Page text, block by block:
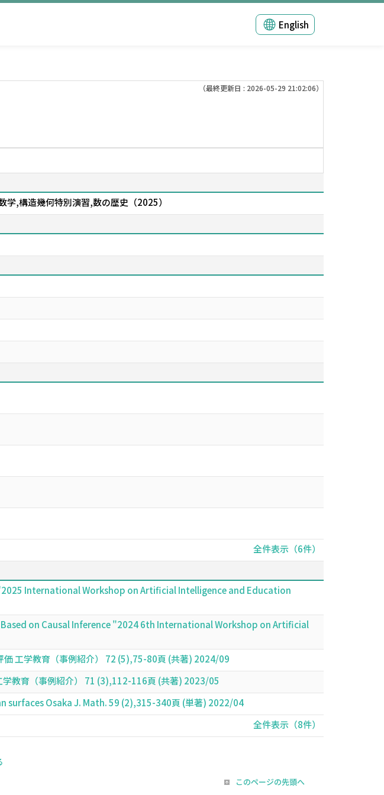
English
（最終更新日 : 2026-05-29 21:02:06）
,構造幾何特別演習,数の歴史（2025）
全件表示（6件）
International Workshop on Artificial Intelligence and Education
on Causal Inference "2024 6th International Workshop on Artificial
工学教育（事例紹介） 72 (5),75-80頁 (共著) 2024/09
教育（事例紹介） 71 (3),112-116頁 (共著) 2023/05
Osaka J. Math. 59 (2),315-340頁 (単著) 2022/04
全件表示（8件）
このページの先頭へ